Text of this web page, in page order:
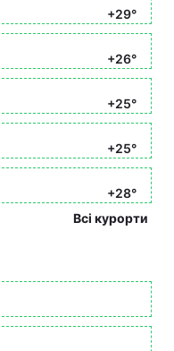
+29°
+26°
+25°
+25°
+28°
Всі курорти